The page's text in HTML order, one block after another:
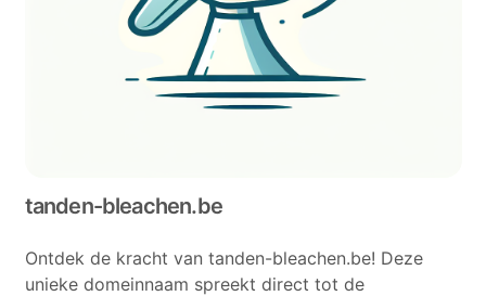
tanden-bleachen.be
Ontdek de kracht van tanden-bleachen.be! Deze
unieke domeinnaam spreekt direct tot de